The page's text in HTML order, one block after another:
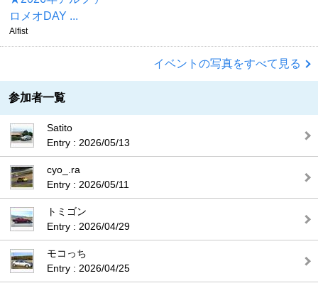
ロメオDAY ...
Alfist
イベントの写真をすべて見る
参加者一覧
Satito
Entry : 2026/05/13
cyo_.ra
Entry : 2026/05/11
トミゴン
Entry : 2026/04/29
モコっち
Entry : 2026/04/25